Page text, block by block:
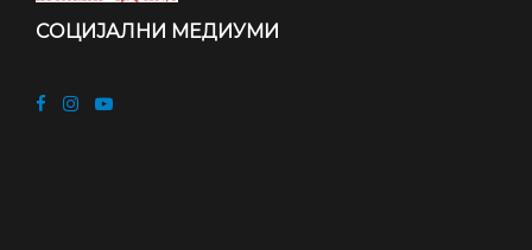
СОЦИЈАЛНИ МЕДИУМИ